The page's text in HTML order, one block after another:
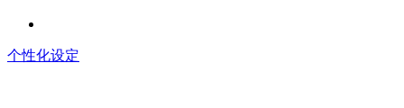
个性化设定